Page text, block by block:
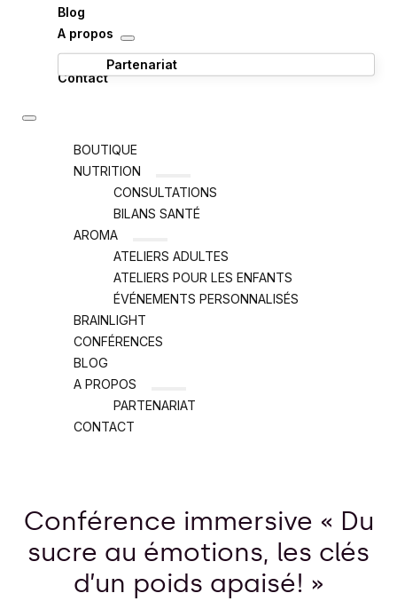
Blog
A propos
Partenariat
Contact
BOUTIQUE
NUTRITION
CONSULTATIONS
BILANS SANTÉ
AROMA
ATELIERS ADULTES
ATELIERS POUR LES ENFANTS
ÉVÉNEMENTS PERSONNALISÉS
BRAINLIGHT
CONFÉRENCES
BLOG
A PROPOS
PARTENARIAT
CONTACT
Conférence immersive « Du
sucre au émotions, les clés
d’un poids apaisé! »